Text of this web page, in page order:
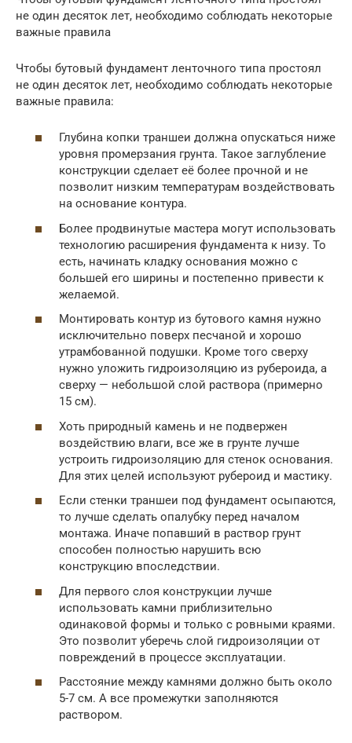
не один десяток лет, необходимо соблюдать некоторые
важные правила
Чтобы бутовый фундамент ленточного типа простоял
не один десяток лет, необходимо соблюдать некоторые
важные правила:
Глубина копки траншеи должна опускаться ниже
уровня промерзания грунта. Такое заглубление
конструкции сделает её более прочной и не
позволит низким температурам воздействовать
на основание контура.
Более продвинутые мастера могут использовать
технологию расширения фундамента к низу. То
есть, начинать кладку основания можно с
большей его ширины и постепенно привести к
желаемой.
Монтировать контур из бутового камня нужно
исключительно поверх песчаной и хорошо
утрамбованной подушки. Кроме того сверху
нужно уложить гидроизоляцию из рубероида, а
сверху — небольшой слой раствора (примерно
15 см).
Хоть природный камень и не подвержен
воздействию влаги, все же в грунте лучше
устроить гидроизоляцию для стенок основания.
Для этих целей используют рубероид и мастику.
Если стенки траншеи под фундамент осыпаются,
то лучше сделать опалубку перед началом
монтажа. Иначе попавший в раствор грунт
способен полностью нарушить всю
конструкцию впоследствии.
Для первого слоя конструкции лучше
использовать камни приблизительно
одинаковой формы и только с ровными краями.
Это позволит уберечь слой гидроизоляции от
повреждений в процессе эксплуатации.
Расстояние между камнями должно быть около
5-7 см. А все промежутки заполняются
раствором.